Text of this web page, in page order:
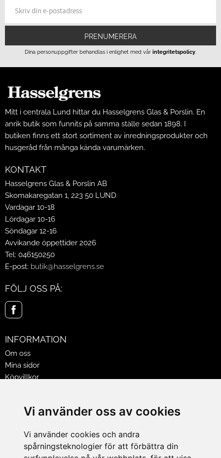
Vi använder oss av cookies
Vi använder cookies och andra
spårningsteknologier för att förbättra din
PRENUMERERA
Dina personuppgifter behandlas i enlighet med vår integritetspolicy
Mitt i centrala Lund hittar du Hasselgrens Glas & Porslin. En
anrik butik som funnits på samma ställe sedan 1898. I
butiken finns ett stort sortiment av inredningsprodukter och
husgeråd från många kända varumärken.
KONTAKT
Hasselgrens Glas & Porslin AB
Skomakaregatan 1, 223 50 LUND
Vardagar 10-18
Lördagar 10-16
Söndagar 12-16
Avvikande öppettider 2026
Tel: 046150250
E-post: butik@hasselgrens.se
FÖLJ OSS PÅ:
INFORMATION
Om oss
Mina sidor
Köpvillkor
Jobba på Hasselgrens
LEVERANS